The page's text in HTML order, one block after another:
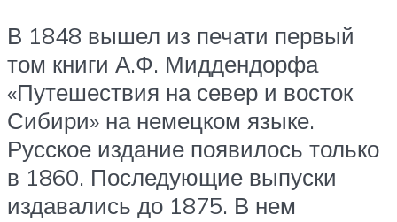
В 1848 вышел из печати первый
том книги А.Ф. Миддендорфа
«Путешествия на север и восток
Сибири» на немецком языке.
Русское издание появилось только
в 1860. Последующие выпуски
издавались до 1875. В нем